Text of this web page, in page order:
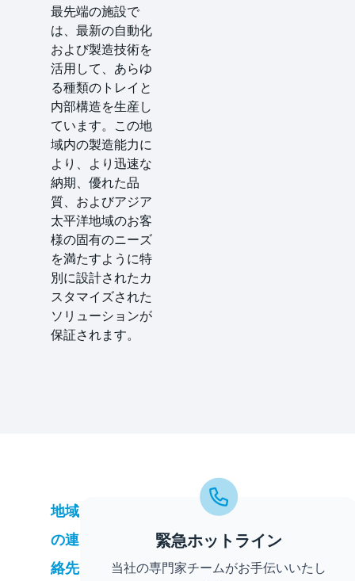
最先端の施設で
は、最新の自動化
および製造技術を
活用して、あらゆ
る種類のトレイと
内部構造を生産し
ています。この地
域内の製造能力に
より、より迅速な
納期、優れた品
質、およびアジア
太平洋地域のお客
様の固有のニーズ
を満たすように特
別に設計されたカ
スタマイズされた
ソリューションが
保証されます。
地域
の連
絡先
緊急ホットライン
当社の専門家チームがお手伝いいたし